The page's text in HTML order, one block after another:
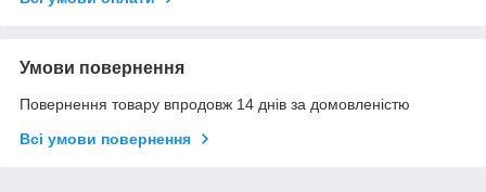
Умови повернення
Повернення товару впродовж 14 днів за домовленістю
Всі умови повернення